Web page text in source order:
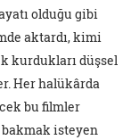
olduğu gibi
aktardı, kimi
kurdukları düşsel
Her halükârda
bu filmler
isteyen